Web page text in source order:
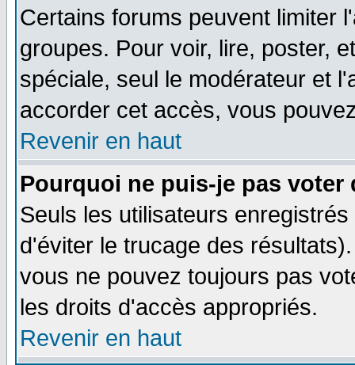
Certains forums peuvent limiter
groupes. Pour voir, lire, poster,
spéciale, seul le modérateur et
accorder cet accès, vous
Revenir en haut
Pourquoi ne puis-je pas voter
Seuls les utilisateurs
d'éviter le trucage des
vous ne pouvez toujours pas
les droits d'accès appropriés.
Revenir en haut